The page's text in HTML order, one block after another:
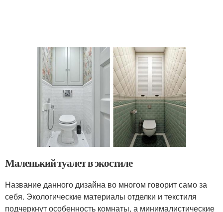
Маленький туалет в экостиле
Название данного дизайна во многом говорит само за
себя. Экологические материалы отделки и текстиля
подчеркнут особенность комнаты, а минималистические